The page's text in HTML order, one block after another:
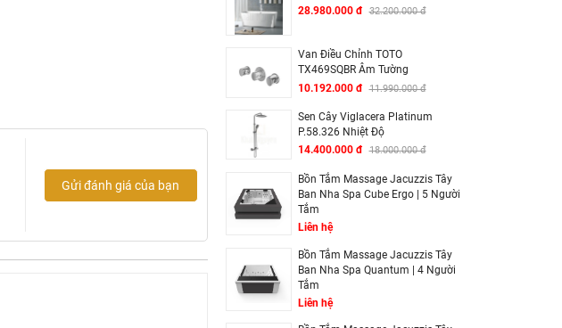
Gửi đánh giá của bạn
28.980.000 đ 32.200.000 đ
Van Điều Chỉnh TOTO
TX469SQBR Âm Tường
10.192.000 đ 11.990.000 đ
Sen Cây Viglacera Platinum
P.58.326 Nhiệt Độ
14.400.000 đ 18.000.000 đ
Bồn Tắm Massage Jacuzzis Tây
Ban Nha Spa Cube Ergo | 5 Người
Tắm
Liên hệ
Bồn Tắm Massage Jacuzzis Tây
Ban Nha Spa Quantum | 4 Người
Tắm
Liên hệ